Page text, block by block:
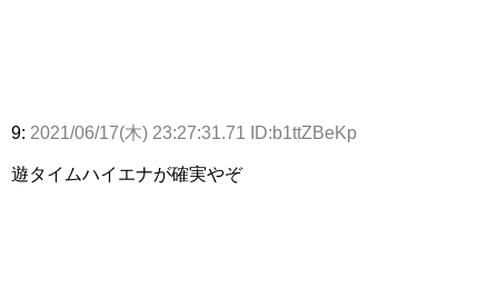
9: 2021/06/17(木) 23:27:31.71 ID:b1ttZBeKp
遊タイムハイエナが確実やぞ